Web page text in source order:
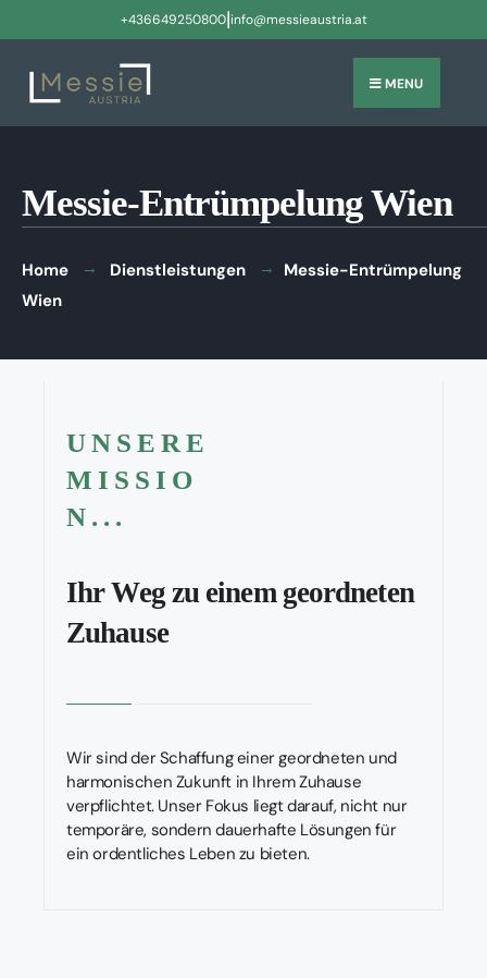
+436649250800|info@messieaustria.at
MENU
Messie-Entrümpelung Wien
Home Dienstleistungen
Messie-Entrümpelung
Wien
UNSERE
MISSIO
N...
Ihr Weg zu einem geordneten
Zuhause
Wir sind der Schaffung einer geordneten und
harmonischen Zukunft in Ihrem Zuhause
verpflichtet. Unser Fokus liegt darauf, nicht nur
temporäre, sondern dauerhafte Lösungen für
ein ordentliches Leben zu bieten.